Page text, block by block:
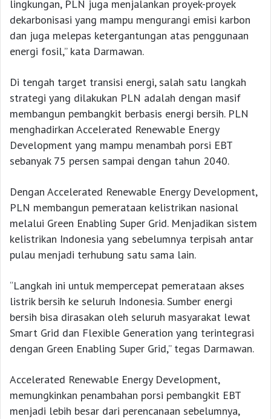
lingkungan, PLN juga menjalankan proyek-proyek
dekarbonisasi yang mampu mengurangi emisi karbon
dan juga melepas ketergantungan atas penggunaan
energi fosil,” kata Darmawan.
Di tengah target transisi energi, salah satu langkah
strategi yang dilakukan PLN adalah dengan masif
membangun pembangkit berbasis energi bersih. PLN
menghadirkan Accelerated Renewable Energy
Development yang mampu menambah porsi EBT
sebanyak 75 persen sampai dengan tahun 2040.
Dengan Accelerated Renewable Energy Development,
PLN membangun pemerataan kelistrikan nasional
melalui Green Enabling Super Grid. Menjadikan sistem
kelistrikan Indonesia yang sebelumnya terpisah antar
pulau menjadi terhubung satu sama lain.
“Langkah ini untuk mempercepat pemerataan akses
listrik bersih ke seluruh Indonesia. Sumber energi
bersih bisa dirasakan oleh seluruh masyarakat lewat
Smart Grid dan Flexible Generation yang terintegrasi
dengan Green Enabling Super Grid,” tegas Darmawan.
Accelerated Renewable Energy Development,
memungkinkan penambahan porsi pembangkit EBT
menjadi lebih besar dari perencanaan sebelumnya,